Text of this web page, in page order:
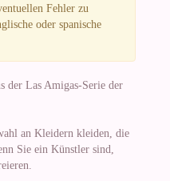
Fehler zu
oder spanische
der Las Amigas-Serie der
an Kleidern kleiden, die
Sie ein Künstler sind,